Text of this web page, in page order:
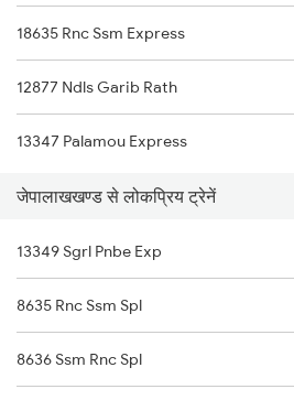
Garwa Road to Shmata Vd Katra Trains
Garwa Road to Tundla Trains
18635 Rnc Ssm Express
12877 Ndls Garib Rath
13347 Palamou Express
जेपालाखखण्ड से लोकप्रिय ट्रेनें
13349 Sgrl Pnbe Exp
8635 Rnc Ssm Spl
8636 Ssm Rnc Spl